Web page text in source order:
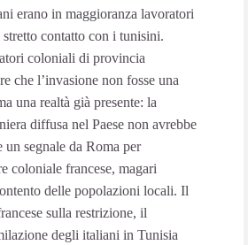
erano in maggioranza lavoratori
stretto contatto con i tunisini.
coloniali di provincia
che l’invasione non fosse una
una realtà già presente: la
diffusa nel Paese non avrebbe
un segnale da Roma per
coloniale francese, magari
delle popolazioni locali. Il
sulla restrizione, il
degli italiani in Tunisia